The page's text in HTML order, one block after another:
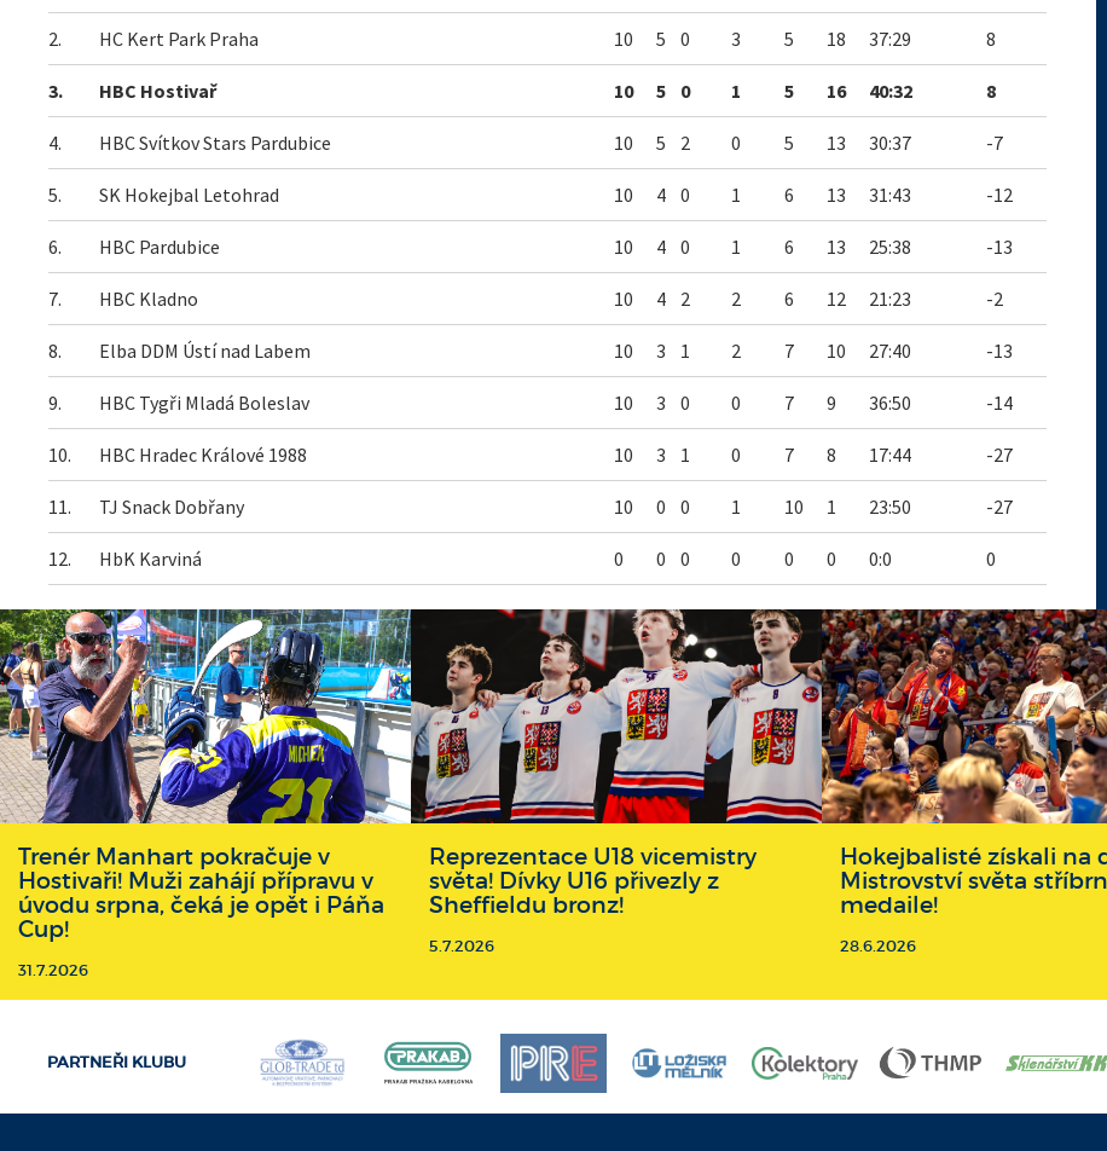
2. HC Kert Park Praha 10 5 0 3 5 18 37:29 8
3. HBC Hostivař 10 5 0 1 5 16 40:32 8
4. HBC Svítkov Stars Pardubice 10 5 2 0 5 13 30:37 -7
5. SK Hokejbal Letohrad 10 4 0 1 6 13 31:43 -12
6. HBC Pardubice 10 4 0 1 6 13 25:38 -13
7. HBC Kladno 10 4 2 2 6 12 21:23 -2
8. Elba DDM Ústí nad Labem 10 3 1 2 7 10 27:40 -13
9. HBC Tygři Mladá Boleslav 10 3 0 0 7 9 36:50 -14
10. HBC Hradec Králové 1988 10 3 1 0 7 8 17:44 -27
11. TJ Snack Dobřany 10 0 0 1 10 1 23:50 -27
12. HbK Karviná 0 0 0 0 0 0 0:0 0
Trenér Manhart pokračuje v
Hostivaři! Muži zahájí přípravu v
úvodu srpna, čeká je opět i Páňa
Cup!
31.7.2026
Reprezentace U18 vicemistry
světa! Dívky U16 přivezly z
Sheffieldu bronz!
5.7.2026
Hokejbalisté získali na
Mistrovství světa
medaile!
28.6.2026
PARTNEŘI KLUBU